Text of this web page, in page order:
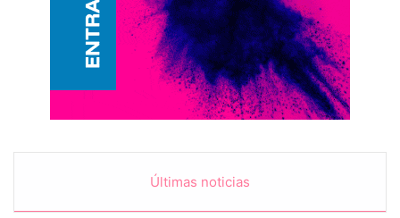
Últimas noticias